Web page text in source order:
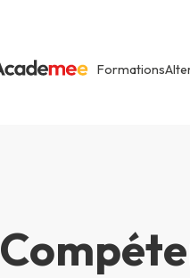
Formations